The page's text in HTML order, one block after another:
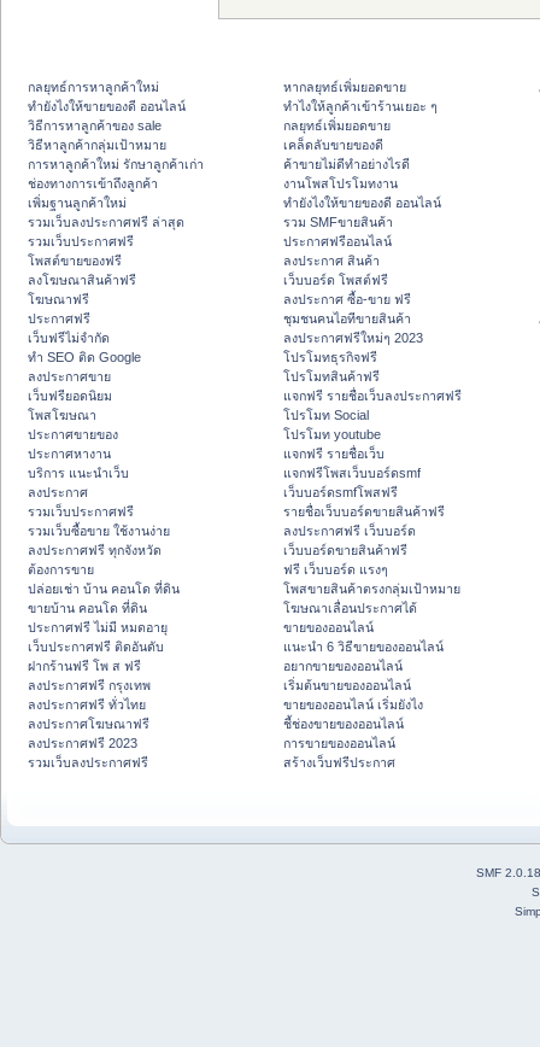
กลยุทธ์การหาลูกค้าใหม่
ทํายังไงให้ขายของดี ออนไลน์
วิธีการหาลูกค้าของ sale
วิธีหาลูกค้ากลุ่มเป้าหมาย
การหาลูกค้าใหม่ รักษาลูกค้าเก่า
ช่องทางการเข้าถึงลูกค้า
เพิ่มฐานลูกค้าใหม่
รวมเว็บลงประกาศฟรี ล่าสุด
รวมเว็บประกาศฟรี
โพสต์ขายของฟรี
ลงโฆษณาสินค้าฟรี
โฆษณาฟรี
ประกาศฟรี
เว็บฟรีไม่จำกัด
ทำ SEO ติด Google
ลงประกาศขาย
เว็บฟรียอดนิยม
โพสโฆษณา
ประกาศขายของ
ประกาศหางาน
บริการ แนะนำเว็บ
ลงประกาศ
รวมเว็บประกาศฟรี
รวมเว็บซื้อขาย ใช้งานง่าย
ลงประกาศฟรี ทุกจังหวัด
ต้องการขาย
ปล่อยเช่า บ้าน คอนโด ที่ดิน
ขายบ้าน คอนโด ที่ดิน
ประกาศฟรี ไม่มี หมดอายุ
เว็บประกาศฟรี ติดอันดับ
ฝากร้านฟรี โพ ส ฟรี
ลงประกาศฟรี กรุงเทพ
ลงประกาศฟรี ทั่วไทย
ลงประกาศโฆษณาฟรี
ลงประกาศฟรี 2023
รวมเว็บลงประกาศฟรี
หากลยุทธ์เพิ่มยอดขาย
ทําไงให้ลูกค้าเข้าร้านเยอะ ๆ
กลยุทธ์เพิ่มยอดขาย
เคล็ดลับขายของดี
ค้าขายไม่ดีทำอย่างไรดี
งานโพสโปรโมทงาน
ทํายังไงให้ขายของดี ออนไลน์
รวม SMFขายสินค้า
ประกาศฟรีออนไลน์
ลงประกาศ สินค้า
เว็บบอร์ด โพสต์ฟรี
ลงประกาศ ซื้อ-ขาย ฟรี
ชุมชนคนไอทีขายสินค้า
ลงประกาศฟรีใหม่ๆ 2023
โปรโมทธุรกิจฟรี
โปรโมทสินค้าฟรี
แจกฟรี รายชื่อเว็บลงประกาศฟรี
โปรโมท Social
โปรโมท youtube
แจกฟรี รายชื่อเว็บ
แจกฟรีโพสเว็บบอร์ดsmf
เว็บบอร์ดsmfโพสฟรี
รายชื่อเว็บบอร์ดขายสินค้าฟรี
ลงประกาศฟรี เว็บบอร์ด
เว็บบอร์ดขายสินค้าฟรี
ฟรี เว็บบอร์ด แรงๆ
โพสขายสินค้าตรงกลุ่มเป้าหมาย
โฆษณาเลื่อนประกาศได้
ขายของออนไลน์
แนะนำ 6 วิธีขายของออนไลน์
อยากขายของออนไลน์
เริ่มต้นขายของออนไลน์
ขายของออนไลน์ เริ่มยังไง
ชี้ช่องขายของออนไลน์
การขายของออนไลน์
สร้างเว็บฟรีประกาศ
SMF 2.0.18